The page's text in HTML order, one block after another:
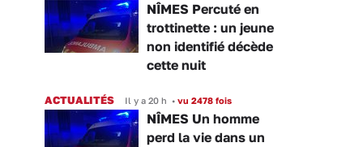
NÎMES Percuté en
trottinette : un jeune
non identifié décède
cette nuit
ACTUALITÉS Il y a 20 h • vu 2478 fois
NÎMES Un homme
perd la vie dans un